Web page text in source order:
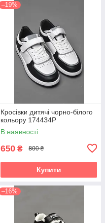
–19%
Кросівки дитячі чорно-білого
кольору 174434P
В наявності
650 ₴ 800 ₴
Купити
–16%